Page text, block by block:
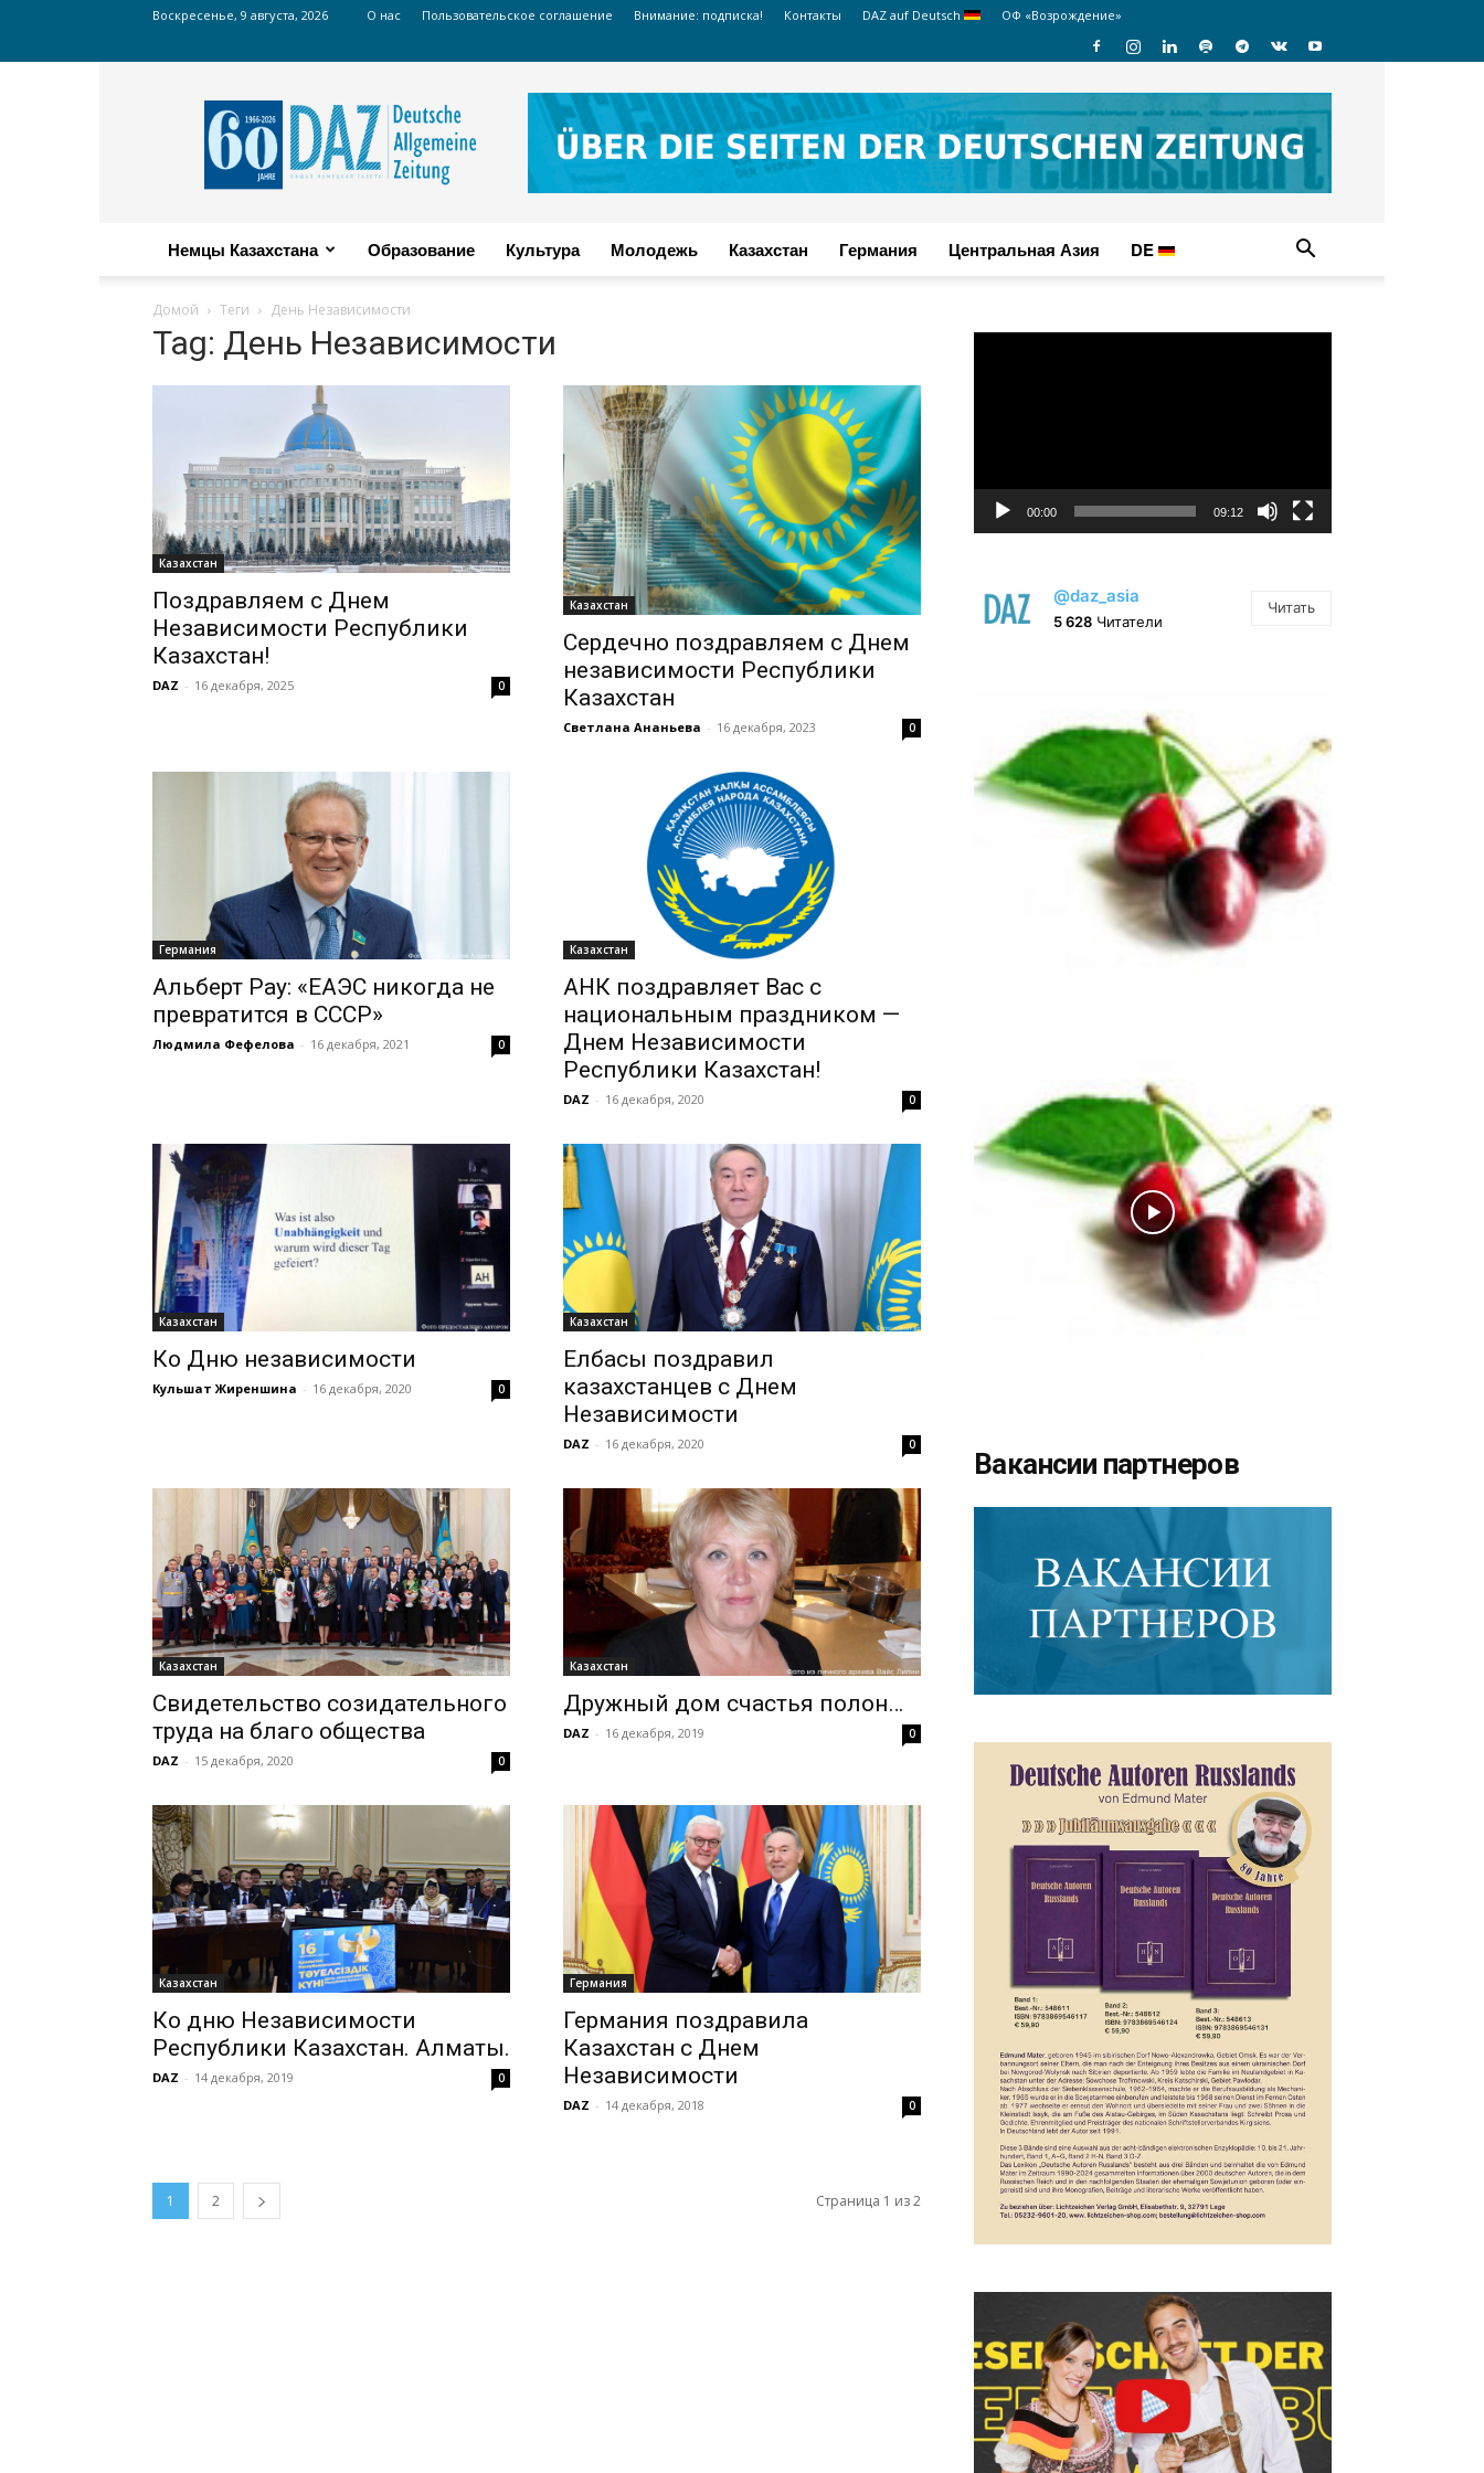
Воскресенье, 9 августа, 2026 О нас Пользовательское соглашение Внимание: подписка! Контакты DAZ auf Deutsch ОФ «Возрождение»
Russian
DAZ
Немцы Казахстана Образование Культура Молодежь Казахстан Германия Центральная Азия DE
Домой Теги День Независимости
Tag: День Независимости
Казахстан
Поздравляем с Днем
Независимости Республики
Казахстан!
DAZ - 16 декабря, 2025 0
Казахстан
Сердечно поздравляем с Днем
независимости Республики
Казахстан
Светлана Ананьева - 16 декабря, 2023 0
Германия
Альберт Рау: «ЕАЭС никогда не
превратится в СССР»
Людмила Фефелова - 16 декабря, 2021 0
Казахстан
АНК поздравляет Вас с
национальным праздником —
Днем Независимости
Республики Казахстан!
DAZ - 16 декабря, 2020 0
Казахстан
Ко Дню независимости
Кульшат Жиреншина - 16 декабря, 2020 0
Казахстан
Елбасы поздравил
казахстанцев с Днем
Независимости
DAZ - 16 декабря, 2020 0
Казахстан
Свидетельство созидательного
труда на благо общества
DAZ - 15 декабря, 2020 0
Казахстан
Дружный дом счастья полон…
DAZ - 16 декабря, 2019 0
Казахстан
Ко дню Независимости
Республики Казахстан. Алматы.
DAZ - 14 декабря, 2019 0
Германия
Германия поздравила
Казахстан с Днем
Независимости
DAZ - 14 декабря, 2018 0
1 2 Страница 1 из 2
00:00 09:12
@daz_asia
5 628 Читатели
Читать
Вакансии партнеров